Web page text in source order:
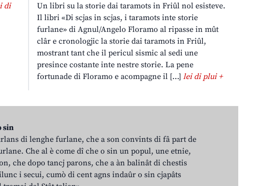
di
Un libri su la storie dai taramots in Friûl nol esisteve.
Il libri «Di scjas in scjas, i taramots inte storie
furlane» di Agnul/Angelo Floramo al ripasse in mût
clâr e cronologjic la storie dai taramots in Friûl,
mostrant tant che il pericul sismic al sedi une
presince costante inte nestre storie. La pene
fortunade di Floramo e acompagne il […]lei di plui +
sin
di lenghe furlane, che a son convints di fâ part de
Che al è come dî che o sin un popul, une etnie,
che dopo tancj parons, che a àn balinât di chestis
i secui, cumò di cent agns indaûr o sin cjapâts